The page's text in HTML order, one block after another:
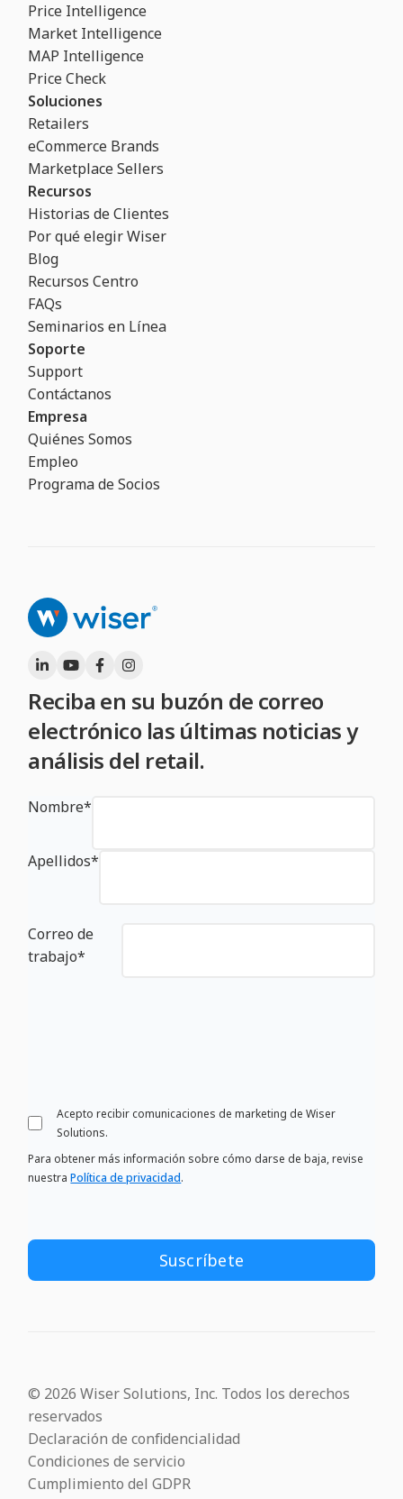
Price Intelligence
Market Intelligence
MAP Intelligence
Price Check
Soluciones
Retailers
eCommerce Brands
Marketplace Sellers
Recursos
Historias de Clientes
Por qué elegir Wiser
Blog
Recursos Centro
FAQs
Seminarios en Línea
Soporte
Support
Contáctanos
Empresa
Quiénes Somos
Empleo
Programa de Socios
Reciba en su buzón de correo
electrónico las últimas noticias y
análisis del retail.
Nombre*
Apellidos*
Correo de
trabajo*
Acepto recibir comunicaciones de marketing de Wiser
Solutions.
Para obtener más información sobre cómo darse de baja, revise
nuestraPolítica de privacidad.
© 2026 Wiser Solutions, Inc. Todos los derechos
reservados
Declaración de confidencialidad
Condiciones de servicio
Cumplimiento del GDPR